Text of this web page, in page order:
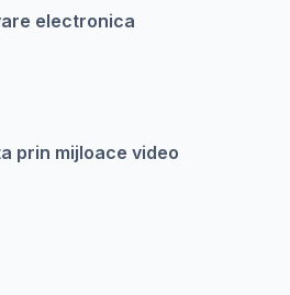
electronica
prin mijloace video